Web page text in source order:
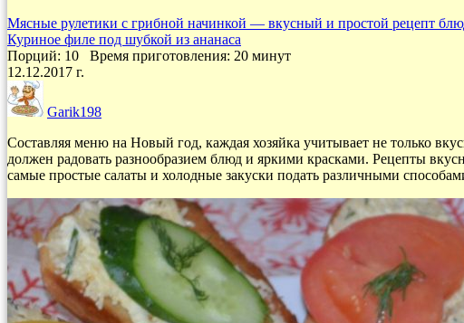
Мясные рулетики с грибной начинкой — вкусный и простой рецепт
Куриное филе под шубкой из ананаса
Порций: 10 Время приготовления: 20 минут
12.12.2017 г.
Garik198
Составляя меню на Новый год, каждая хозяйка учитывает не только
должен радовать разнообразием блюд и яркими красками. Рецепты
самые простые салаты и холодные закуски подать различными